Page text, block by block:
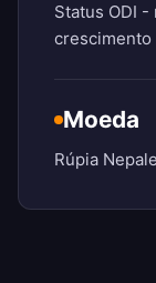
Status ODI
crescimento
Moeda
Rúpia